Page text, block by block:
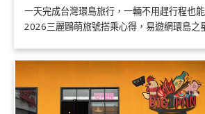
一天完成台灣環島旅行，一輛不用趕行程也
2026三麗鷗萌旅號搭乘心得，易遊網環島之